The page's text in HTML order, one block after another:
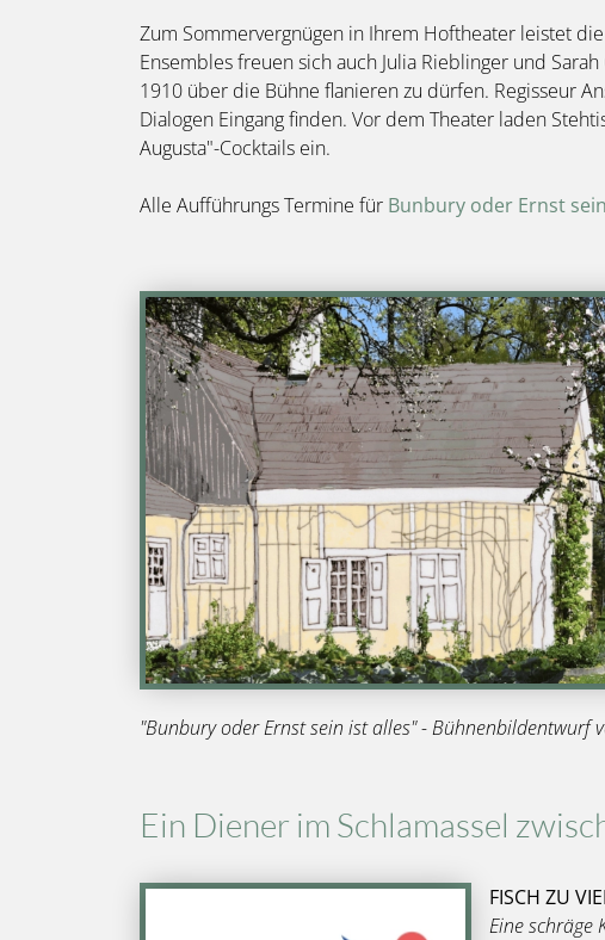
Zum Sommervergnügen in Ihrem Hoftheater leistet
Ensembles freuen sich auch Julia Rieblinger und
1910 über die Bühne flanieren zu dürfen. Regisseur
Dialogen Eingang finden. Vor dem Theater laden
Augusta"-Cocktails ein.
Alle Aufführungs Termine für Bunbury oder Ernst
Bild
"Bunbury oder Ernst sein ist alles" - Bühnenbildentwurf
Ein Diener im Schlamassel
FISCH ZU
Eine schräge